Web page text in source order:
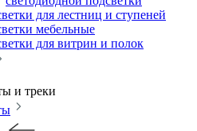
для лестниц и ступеней
мебельные
для витрин и полок
и треки